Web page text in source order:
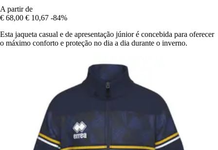
A partir de
€ 68,00 € 10,67 -84%
Esta jaqueta casual e de apresentação júnior é concebida para oferecer
o máximo conforto e proteção no dia a dia durante o inverno.